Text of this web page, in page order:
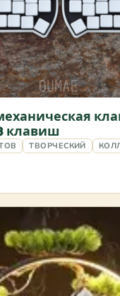
клавиш
ТВОРЧЕСКИЙ